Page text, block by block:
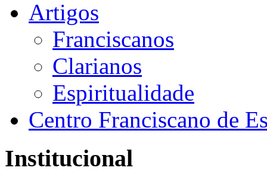
Artigos
Franciscanos
Clarianos
Espiritualidade
Centro Franciscano de
Institucional